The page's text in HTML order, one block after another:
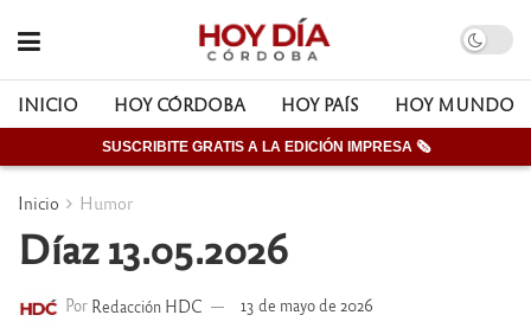
INICIO HOY CÓRDOBA HOY PAÍS HOY MUNDO
SUSCRIBITE GRATIS A LA EDICIÓN IMPRESA 🗞
Inicio Humor
Díaz 13.05.2026
Por Redacción HDC 13 de mayo de 2026